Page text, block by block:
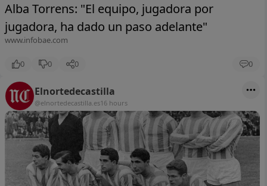
Alba Torrens: "El equipo, jugadora por
jugadora, ha dado un paso adelante"
www.infobae.com
0 0 0 0
Elnortedecastilla
@elnortedecastilla.es16 hours